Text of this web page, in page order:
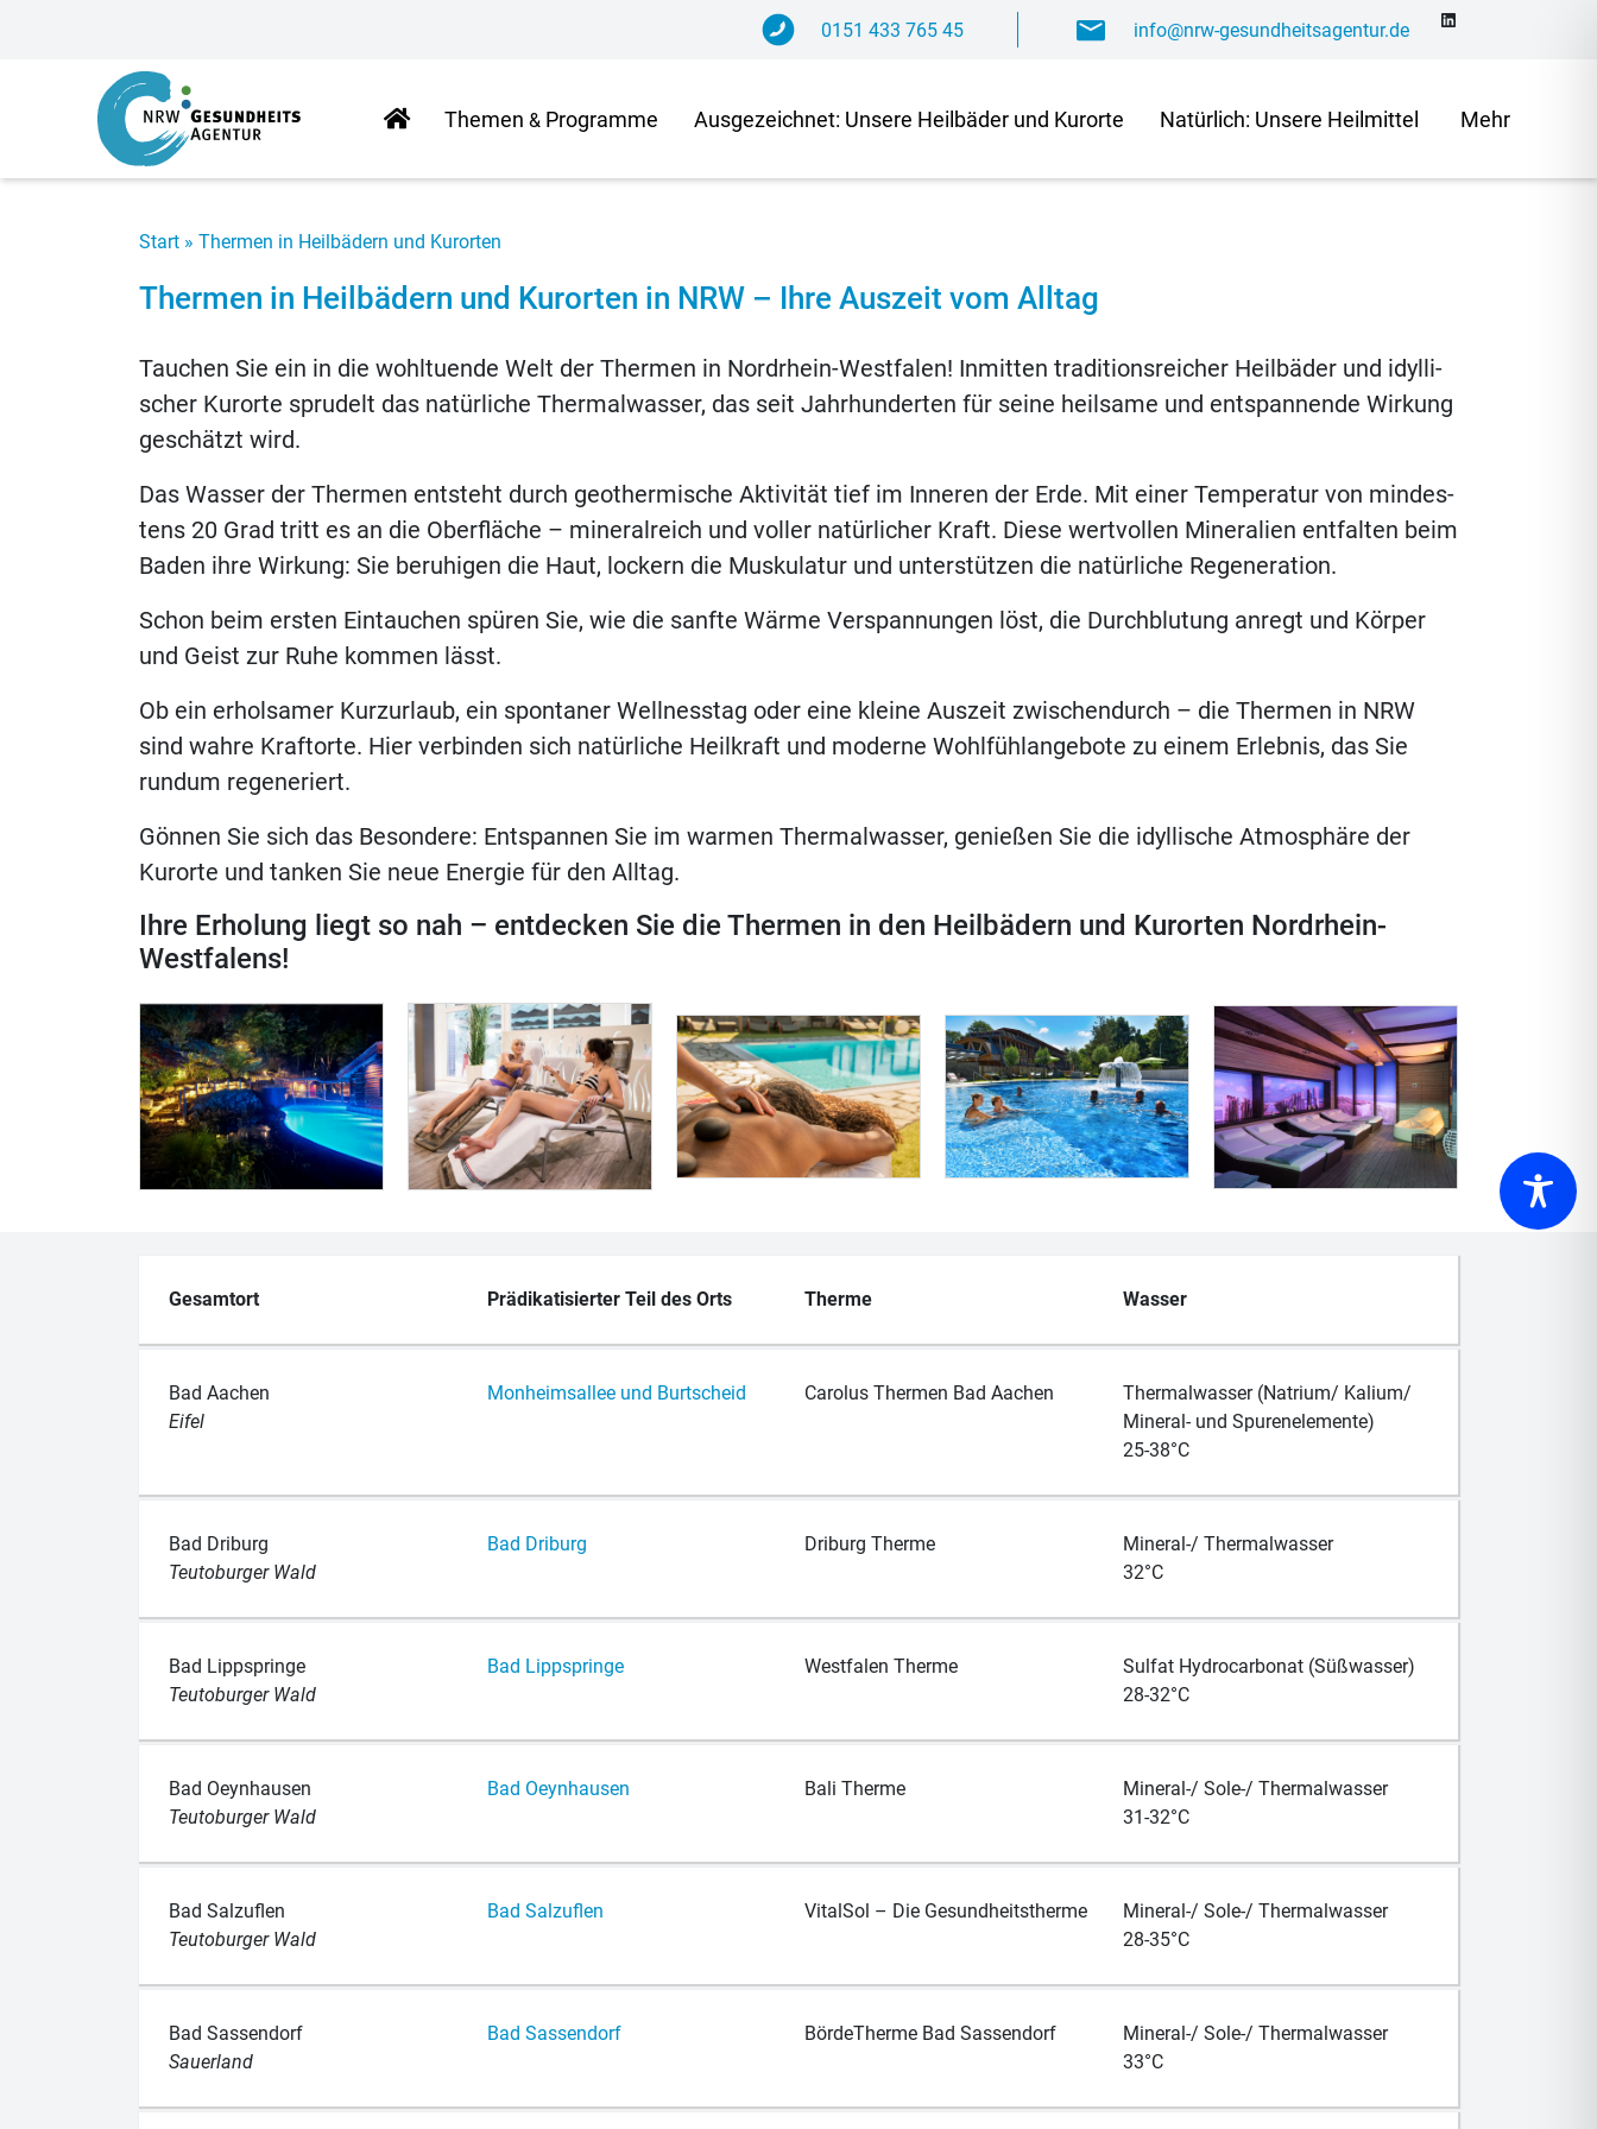
0151 433 765 45
info@nrw-gesundheitsagentur.de
Start­
sei­te
The­men & Programme Aus­ge­zeich­net: Un­se­re Heil­bä­der und Kurorte Na­tür­lich: Un­se­re Heilmittel Mehr
Start » Ther­men in Heil­bä­dern und Kurorten
Ther­men in Heil­bä­dern und Kur­or­ten in NRW – Ihre Aus­zeit vom Alltag
Tau­chen Sie ein in die wohl­tu­en­de Welt der Ther­men in Nord­rhein-West­fa­len! In­mit­ten tra­di­ti­ons­rei­cher Heil­bä­der und idyl­li­
scher Kur­or­te spru­delt das na­tür­li­che Ther­mal­was­ser, das seit Jahr­hun­der­ten für sei­ne heil­sa­me und ent­span­nen­de Wir­kung
ge­schätzt wird.
Das Was­ser der Ther­men ent­steht durch geo­ther­mi­sche Ak­ti­vi­tät tief im In­ne­ren der Erde. Mit ei­ner Tem­pe­ra­tur von min­des­
tens 20 Grad tritt es an die Ober­flä­che – mi­ne­ral­reich und vol­ler na­tür­li­cher Kraft. Die­se wert­vol­len Mi­ne­ra­li­en ent­fal­ten beim
Ba­den ihre Wir­kung: Sie be­ru­hi­gen die Haut, lo­ckern die Mus­ku­la­tur und un­ter­stüt­zen die na­tür­li­che Regeneration.
Schon beim ers­ten Ein­tau­chen spü­ren Sie, wie die sanf­te Wär­me Ver­span­nun­gen löst, die Durch­blu­tung an­regt und Kör­per
und Geist zur Ruhe kom­men lässt.
Ob ein er­hol­sa­mer Kurz­ur­laub, ein spon­ta­ner Well­ness­tag oder eine klei­ne Aus­zeit zwi­schen­durch – die Ther­men in NRW
sind wah­re Kraft­or­te. Hier ver­bin­den sich na­tür­li­che Heil­kraft und mo­der­ne Wohl­fühl­an­ge­bo­te zu ei­nem Er­leb­nis, das Sie
rund­um regeneriert.
Gön­nen Sie sich das Be­son­de­re: Ent­span­nen Sie im war­men Ther­mal­was­ser, ge­nie­ßen Sie die idyl­li­sche At­mo­sphä­re der
Kur­or­te und tan­ken Sie neue En­er­gie für den Alltag.
Ihre Er­ho­lung liegt so nah – ent­de­cken Sie die Ther­men in den Heil­bä­dern und Kur­or­ten Nordrhein-
Westfalens!
Gesamtort Prädikatisierter Teil des Orts Therme Wasser
Bad Aachen
Eifel
Mon­heim­s­al­lee und Burtscheid Ca­ro­lus Ther­men Bad Aachen
Thermalwasser (Natrium/ Kalium/
Mineral- und Spurenelemente)
25-38°C
Bad Driburg
Teutoburger Wald
Bad Dri­burg Dri­burg Therme
Mineral-/ Thermalwasser
32°C
Bad Lippspringe
Teutoburger Wald
Bad Lipp­sprin­ge West­fa­len Therme
Sulfat Hydrocarbonat (Süßwasser)
28-32°C
Bad Oeynhausen
Teutoburger Wald
Bad Oeyn­hau­sen Bali Ther­me
Mineral-/ Sole-/ Thermalwasser
31-32°C
Bad Salzuflen
Teutoburger Wald
Bad Sal­zu­flen Vi­tal­Sol – Die Gesundheitstherme
Mineral-/ Sole-/ Thermalwasser
28-35°C
Bad Sassendorf
Sauerland
Bad Sas­sen­dorf Bör­de­Ther­me Bad Sassendorf
Mineral-/ Sole-/ Thermalwasser
33°C